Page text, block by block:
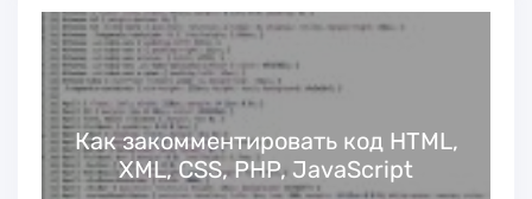
Как закомментировать код HTML,
XML, CSS, PHP, JavaScript